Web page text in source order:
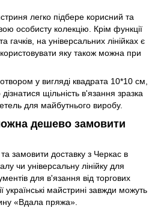
легко підбере корисний та
особисту колекцію. Крім функції
гачків, на універсальних лінійках є
яку також можна при
у вигляді квадрата 10*10 см,
щільність в'язання зразка
для майбутнього виробу.
дешево замовити
замовити доставку з Черкас в
чи універсальну лінійку для
для в'язання від торгових
українські майстрині завжди можуть
«Вдала пряжа».